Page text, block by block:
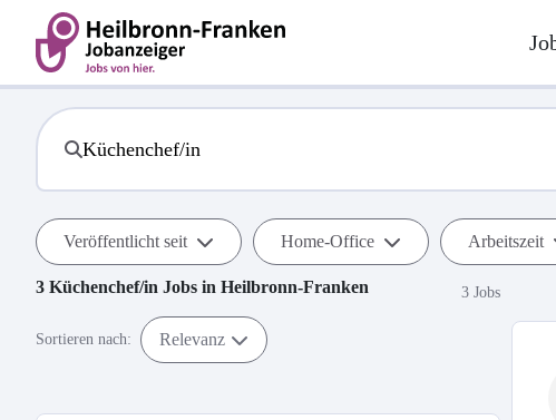
Veröffentlicht seit Home-Office Arbeitszeit
3 Küchenchef/in Jobs in Heilbronn-Franken 3 Jobs
Sortieren nach: Relevanz